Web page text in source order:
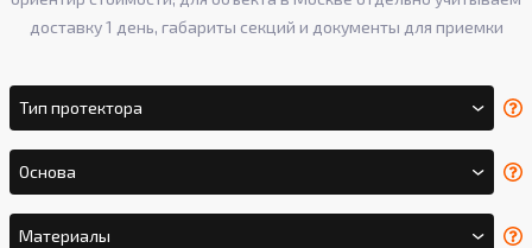
доставку 1 день, габариты секций и документы для приемки
Тип протектора
Основа
Материалы